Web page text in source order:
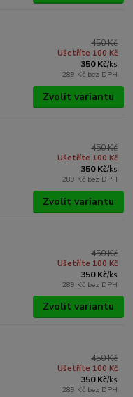
450 Kč
Ušetříte 100 Kč
350 Kč/ks
289 Kč bez DPH
Zvolit variantu
450 Kč
Ušetříte 100 Kč
350 Kč/ks
289 Kč bez DPH
Zvolit variantu
450 Kč
Ušetříte 100 Kč
350 Kč/ks
289 Kč bez DPH
Zvolit variantu
450 Kč
Ušetříte 100 Kč
350 Kč/ks
289 Kč bez DPH